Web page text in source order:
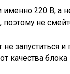
именно 220 В, а
не
запуститься и
качества блока